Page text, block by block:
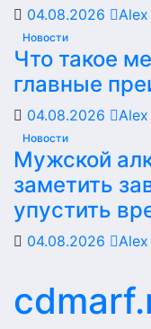
04.08.2026 Alex
Новости
Что такое
главные
04.08.2026 Alex
Новости
Мужской
заметить
упустить
04.08.2026 Alex